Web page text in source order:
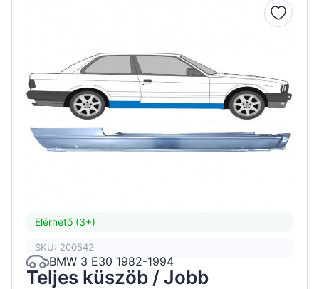
Elérhető (3+)
SKU: 200542
BMW 3 E30 1982-1994
Teljes küszöb / Jobb